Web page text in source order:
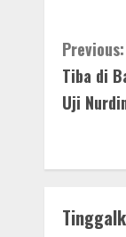
C
o
t
i
Previous:
Tiba di
Uji